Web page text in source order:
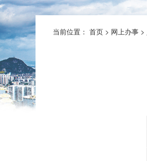
当前位置： 首页 > 网上办事 >